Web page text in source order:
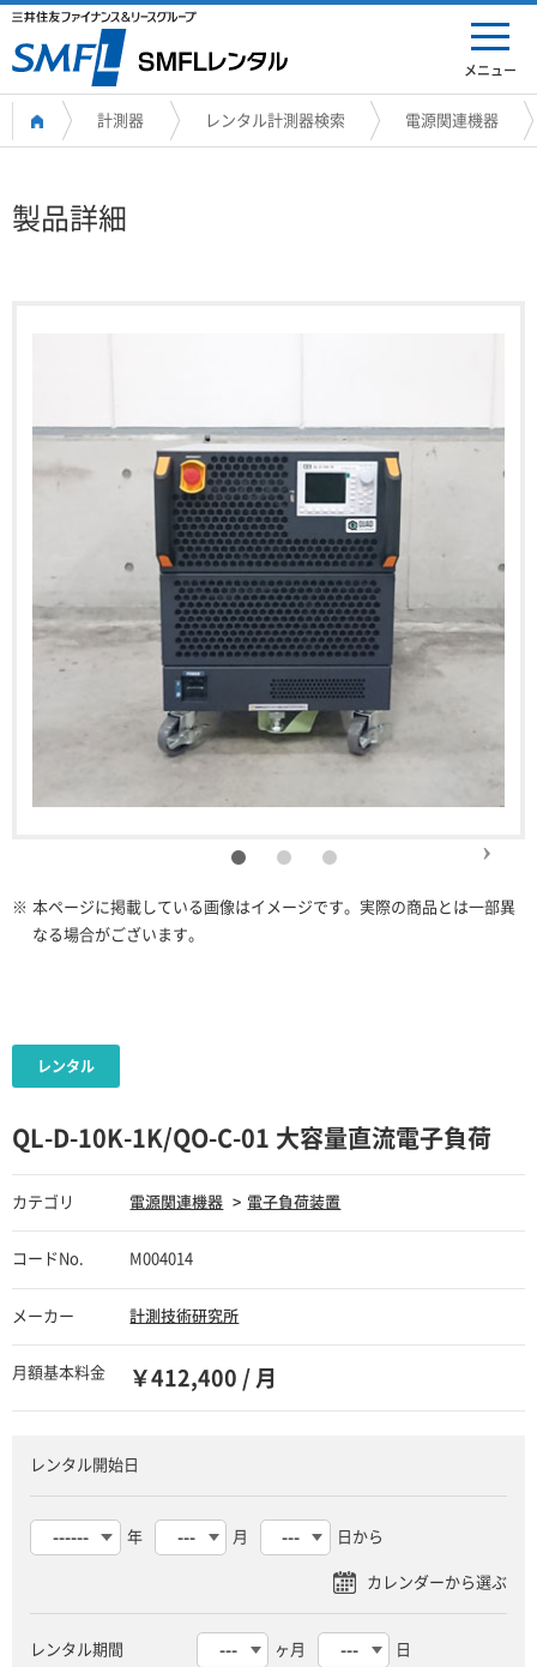
メニュー
計測器 レンタル計測器検索 電源関連機器
製品詳細
※ 本ページに掲載している画像はイメージです。実際の商品とは一部異
なる場合がございます。
QL-D-10K-1K/QO-C-01 大容量直流電子負荷
カテゴリ 電源関連機器 電子負荷装置
コードNo. M004014
メーカー 計測技術研究所
月額基本料金 ￥412,400 / 月
レンタル開始日
年 月 日から
レンタル期間 ヶ月 日